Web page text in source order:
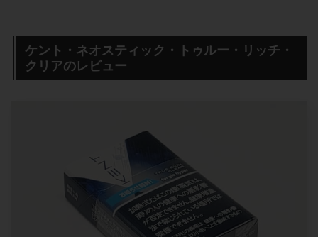
ケント・ネオスティック・トゥルー・リッチ・
クリアのレビュー